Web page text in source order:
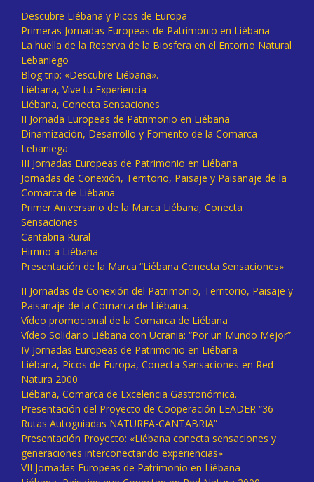
Descubre Liébana y Picos de Europa
Primeras Jornadas Europeas de Patrimonio en Liébana
La huella de la Reserva de la Biosfera en el Entorno Natural
Lebaniego
Blog trip: «Descubre Liébana».
Liébana, Vive tu Experiencia
Liébana, Conecta Sensaciones
II Jornada Europeas de Patrimonio en Liébana
Dinamización, Desarrollo y Fomento de la Comarca
Lebaniega
III Jornadas Europeas de Patrimonio en Liébana
Jornadas de Conexión, Territorio, Paisaje y Paisanaje de la
Comarca de Liébana
Primer Aniversario de la Marca Liébana, Conecta
Sensaciones
Cantabria Rural
Himno a Liébana
Presentación de la Marca “Liébana Conecta Sensaciones»
II Jornadas de Conexión del Patrimonio, Territorio, Paisaje y
Paisanaje de la Comarca de Liébana.
Vídeo promocional de la Comarca de Liébana
Vídeo Solidario Liébana con Ucrania: “Por un Mundo Mejor”
IV Jornadas Europeas de Patrimonio en Liébana
Liébana, Picos de Europa, Conecta Sensaciones en Red
Natura 2000
Liébana, Comarca de Excelencia Gastronómica.
Presentación del Proyecto de Cooperación LEADER “36
Rutas Autoguiadas NATUREA-CANTABRIA”
Presentación Proyecto: «Liébana conecta sensaciones y
generaciones interconectando experiencias»
VII Jornadas Europeas de Patrimonio en Liébana